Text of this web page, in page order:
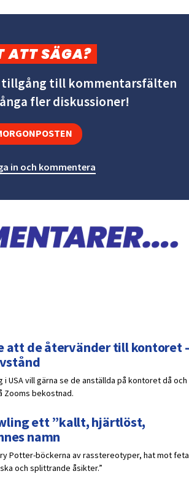
ATT SÄGA?
tillgång till kommentarsfälten
fler diskussioner!
in och kommentera
att de återvänder till kontoret
vill gärna se de anställda på kontoret då och
Zooms bekostnad.
ett ”kallt, hjärtlöst,
namn
Potter-böckerna av rasstereotyper, hat mot feta
och splittrande åsikter.”